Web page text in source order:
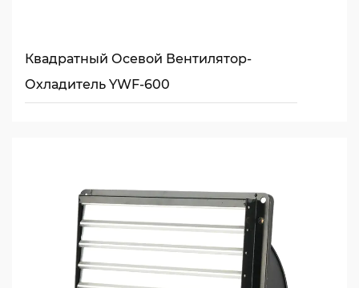
Квадратный Осевой Вентилятор-
Охладитель YWF-600